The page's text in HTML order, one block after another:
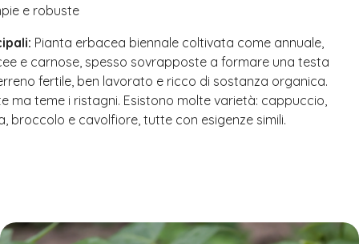
e robuste
Pianta erbacea biennale coltivata come annuale,
e carnose, spesso sovrapposte a formare una testa
fertile, ben lavorato e ricco di sostanza organica.
ma teme i ristagni. Esistono molte varietà: cappuccio,
broccolo e cavolfiore, tutte con esigenze simili.